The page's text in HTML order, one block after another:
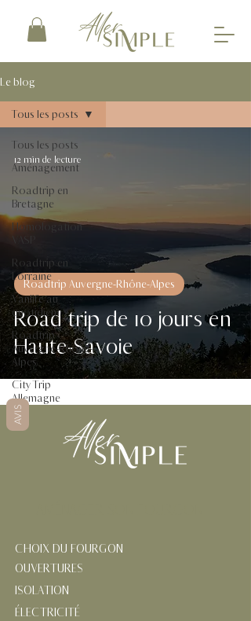
Le blog
Tous les posts
Aménagement
Roadtrip en
Bretagne
Homologation
Roadtrip en
Lorraine
Vanlife au
quotidien
Roadtrip
Auvergne-Rhône-
Alpes
City Trip
Allemagne
Tous les posts
Road trip de 10 jours en
Haute-Savoie
Roadtrip Auvergne-Rhône-Alpes
12 min de lecture
CHOIX DU FOURGON
OUVERTURES
ISOLATION
ÉLECTRICITÉ
AVIS